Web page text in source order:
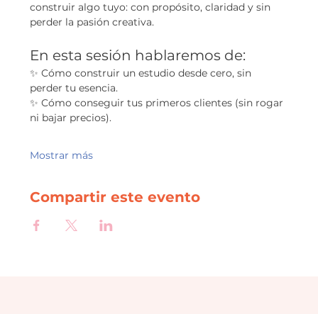
construir algo tuyo: con propósito, claridad y sin
perder la pasión creativa.
En esta sesión hablaremos de:
✨ Cómo construir un estudio desde cero, sin
perder tu esencia.
✨ Cómo conseguir tus primeros clientes (sin rogar
ni bajar precios).
Mostrar más
Compartir este evento